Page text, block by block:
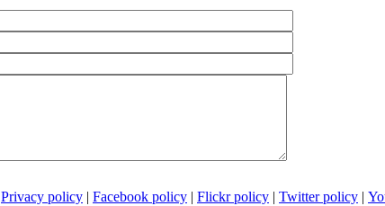
Privacy policy | Facebook policy | Flickr policy | Twitter policy |